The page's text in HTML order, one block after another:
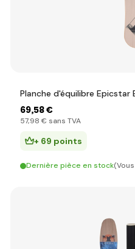
Planche d'équilibre Epicstar
69,58 €
57,98 € sans TVA
+ 69 points
Dernière pièce en stock